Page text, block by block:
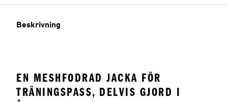
Beskrivning
EN MESHFODRAD JACKA FÖR
TRÄNINGSPASS, DELVIS GJORD I